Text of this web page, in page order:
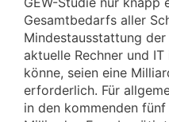
Gesamtbedarfs aller
Mindestausstattung
aktuelle Rechner und
könne, seien eine
erforderlich. Für
in den kommenden